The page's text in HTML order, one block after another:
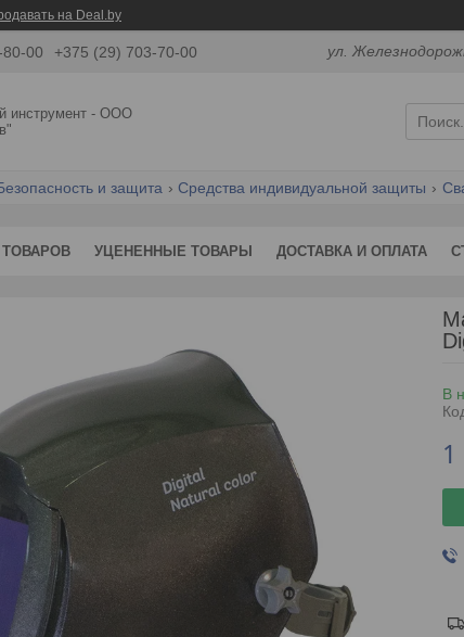
на Deal.by
00 +375 (29) 703-70-00 ул.
инструмент - ООО
и защита Средства индивидуальной защиты
ТОВАРОВ УЦЕНЕННЫЕ ТОВАРЫ ДОСТАВКА И ОПЛАТА
В